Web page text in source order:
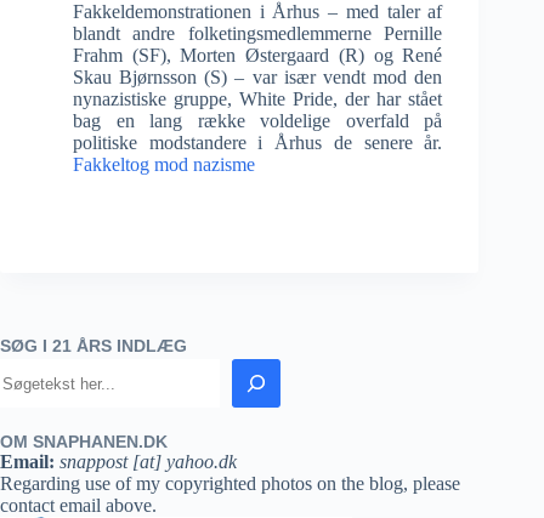
Fakkeldemonstrationen i Århus – med taler af
blandt andre folketingsmedlemmerne Pernille
Frahm (SF), Morten Østergaard (R) og René
Skau Bjørnsson (S) – var især vendt mod den
nynazistiske gruppe, White Pride, der har stået
bag en lang række voldelige overfald på
politiske modstandere i Århus de senere år.
Fakkeltog mod nazisme
SØG I 21 ÅRS INDLÆG
OM SNAPHANEN.DK
Email: snappost [at] yahoo.dk
Regarding use of my copyrighted photos on the blog, please
contact email above.